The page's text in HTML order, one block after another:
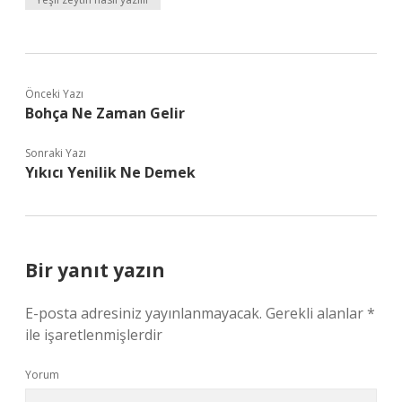
Önceki Yazı
Bohça Ne Zaman Gelir
Sonraki Yazı
Yıkıcı Yenilik Ne Demek
Bir yanıt yazın
E-posta adresiniz yayınlanmayacak. Gerekli alanlar*
ile işaretlenmişlerdir
Yorum